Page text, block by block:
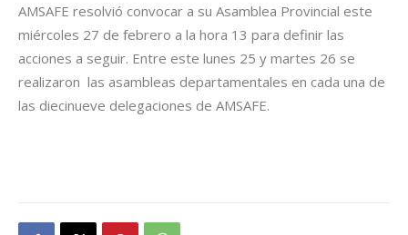
AMSAFE resolvió convocar a su Asamblea Provincial este
miércoles 27 de febrero a la hora 13 para definir las
acciones a seguir. Entre este lunes 25 y martes 26 se
realizaron las asambleas departamentales en cada una de
las diecinueve delegaciones de AMSAFE.